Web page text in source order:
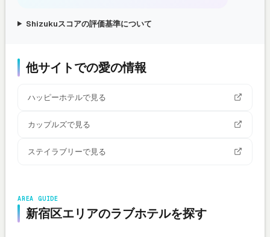
Shizukuスコアの評価基準について
他サイトでの愛の情報
ハッピーホテルで見る
カップルズで見る
ステイラブリーで見る
AREA GUIDE
新宿区エリアのラブホテルを探す